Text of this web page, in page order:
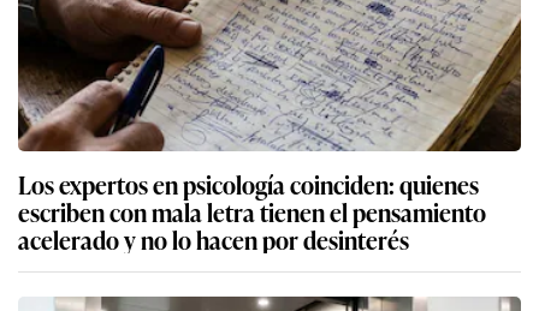
Los expertos en psicología coinciden: quienes
escriben con mala letra tienen el pensamiento
acelerado y no lo hacen por desinterés